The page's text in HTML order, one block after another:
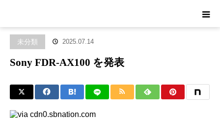
未分類 2025.07.14
Sony FDR-AX100 を発表